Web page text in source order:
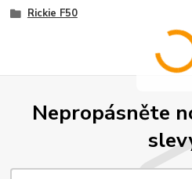
Rickie F50
Nepropásněte